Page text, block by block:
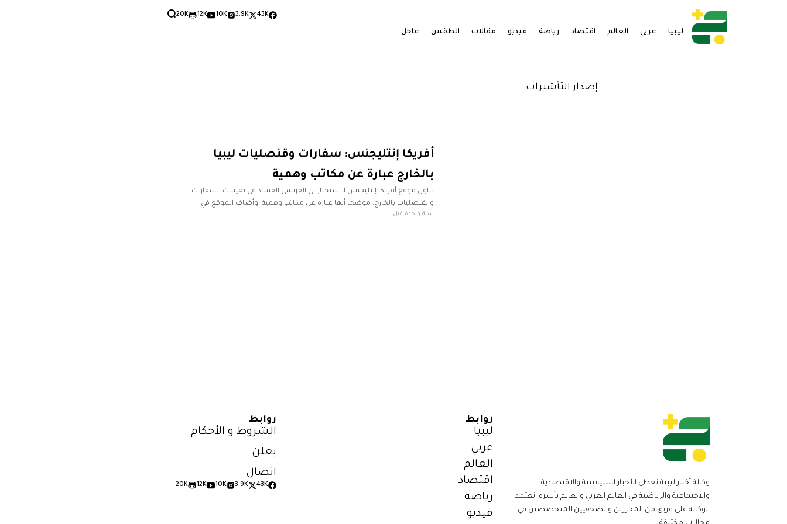
ليبيا عربي العالم اقتصاد رياضة فيديو مقالات الطقس عاجل
43K
3.9K
10K
12K
20K
إصدار التأشيرات
أفريكا إنتليجنس: سفارات وقنصليات ليبيا
بالخارج عبارة عن مكاتب وهمية
تناول موقع أفريكا إنتليجنس الاستخباراتي الفرنسي الفساد في تعيينات السفارات
والقنصليات بالخارج، موضحا أنها عبارة عن مكاتب وهمية. وأضاف الموقع في
تقرير له، أنه رغم قرار الدبيبة بتجميد عمل بعضها،
سنة واحدة قبل
وكالة أخبار ليبية تغطي الأخبار السياسية والاقتصادية
والاجتماعية والرياضية في العالم العربي والعالم بأسره. تعتمد
الوكالة على فريق من المحررين والصحفيين المتخصصين في
روابط
ليبيا
عربي
العالم
اقتصاد
رياضة
فيديو
روابط
الشروط و الأحكام
يعلن
اتصال
43K
3.9K
10K
12K
20K